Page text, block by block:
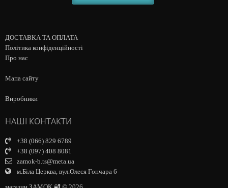
ДОСТАВКА ТА ОПЛАТА
Політика конфіденційності
Про нас
Мапа сайту
Виробники
НАШІ КОНТАКТИ
+38 (066) 829 6789
+38 (097) 408 8081
zamok-b.ts@meta.ua
м.Біла Церква, вул.Олеся Гончара 6